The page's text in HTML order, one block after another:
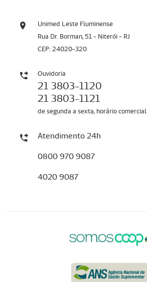
Unimed Leste Fluminense
Rua Dr. Borman, 51 - Niterói - RJ
CEP: 24020-320
Ouvidoria
21 3803-1120
21 3803-1121
de segunda a sexta, horário comercial
Atendimento 24h
0800 970 9087
4020 9087